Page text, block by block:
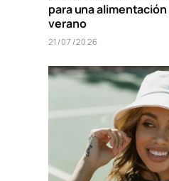
para una
verano
21/07/2026